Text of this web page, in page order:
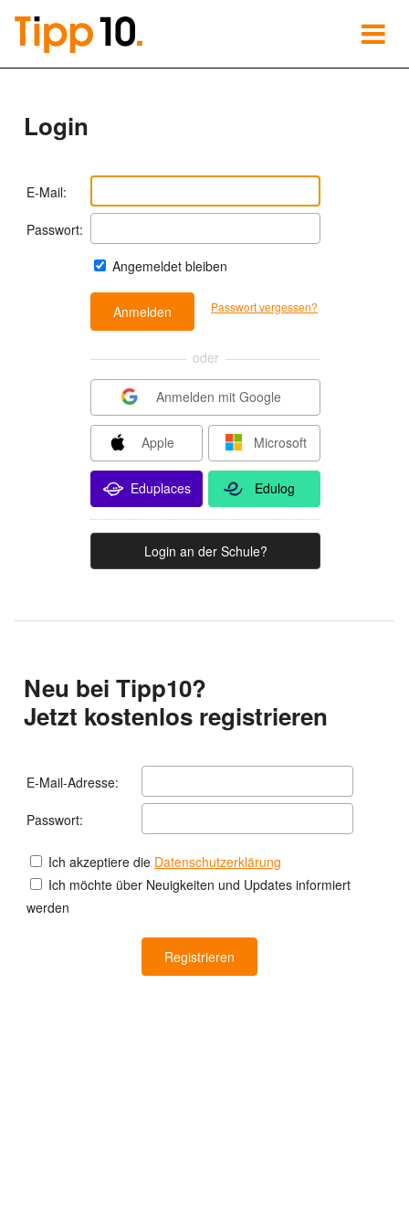
Login
E-Mail:
Passwort:
Angemeldet bleiben
Passwort vergessen?
oder
Anmelden mit Google
Apple Microsoft
Eduplaces Edulog
Login an der Schule?
Neu bei Tipp10?
Jetzt kostenlos registrieren
E-Mail-Adresse:
Passwort:
Ich akzeptiere die Datenschutzerklärung
Ich möchte über Neuigkeiten und Updates informiert
werden